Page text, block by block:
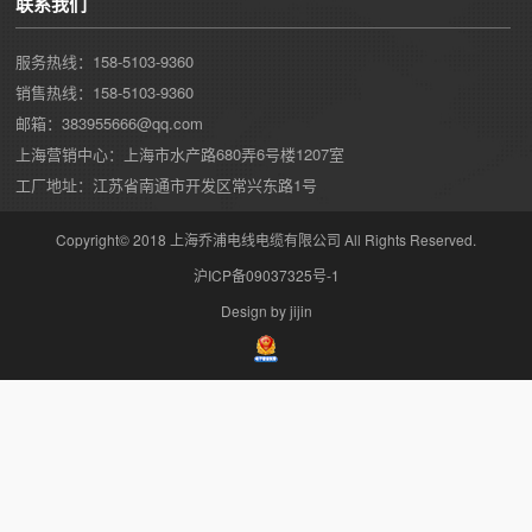
服务热线：158-5103-9360
销售热线：158-5103-9360
邮箱：383955666@qq.com
上海营销中心：上海市水产路680弄6号楼1207室
工厂地址：江苏省南通市开发区常兴东路1号
Copyright© 2018 上海乔浦电线电缆有限公司 All Rights Reserved.
沪ICP备09037325号-1
Design by jijin